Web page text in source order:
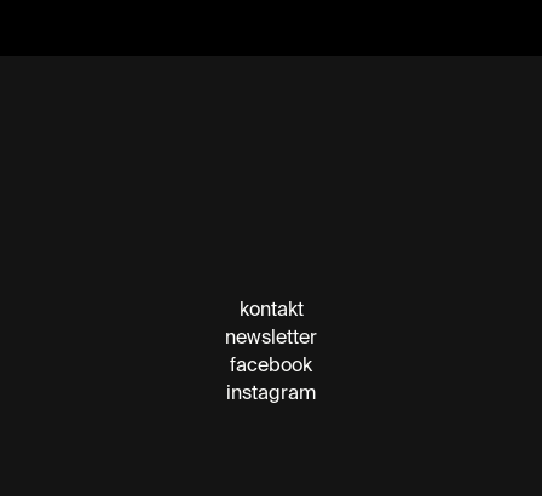
kontakt
newsletter
facebook
instagram